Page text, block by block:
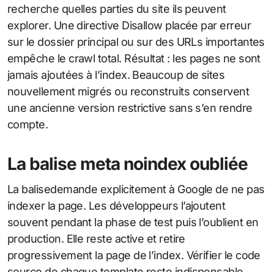
recherche quelles parties du site ils peuvent
explorer. Une directive Disallow placée par erreur
sur le dossier principal ou sur des URLs importantes
empêche le crawl total. Résultat : les pages ne sont
jamais ajoutées à l’index. Beaucoup de sites
nouvellement migrés ou reconstruits conservent
une ancienne version restrictive sans s’en rendre
compte.
La balise meta noindex oubliée
La balisedemande explicitement à Google de ne pas
indexer la page. Les développeurs l’ajoutent
souvent pendant la phase de test puis l’oublient en
production. Elle reste active et retire
progressivement la page de l’index. Vérifier le code